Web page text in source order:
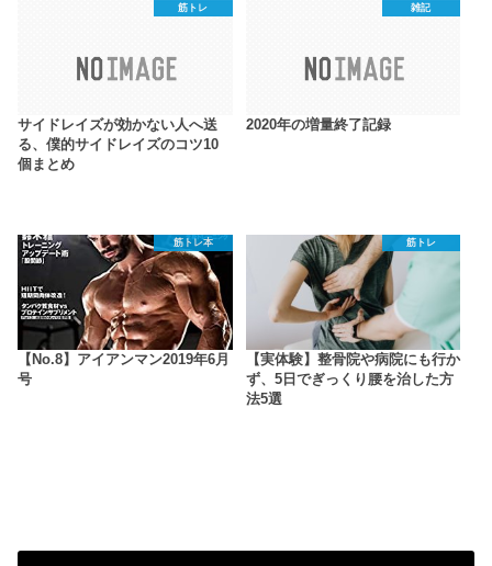
筋トレ
サイドレイズが効かない人へ送
る、僕的サイドレイズのコツ10
個まとめ
雑記
2020年の増量終了記録
筋トレ本
【No.8】アイアンマン2019年6月
号
筋トレ
【実体験】整骨院や病院にも行か
ず、5日でぎっくり腰を治した方
法5選